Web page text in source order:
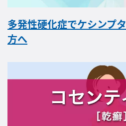
多発性硬化症でケシンプタ
方へ